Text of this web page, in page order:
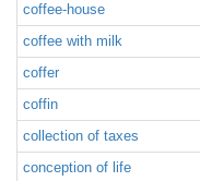
coffee-house
coffee with milk
coffer
coffin
collection of taxes
conception of life